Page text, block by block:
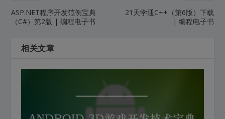
ASP.NET程序开发范例宝典
（C#）第2版 | 编程电子书
21天学通C++（第6版）下载
| 编程电子书
相关文章